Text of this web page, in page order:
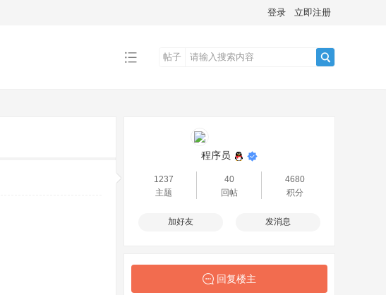
登录 立即注册
帖子
程序员
1237
主题
40
回帖
4680
积分
加好友 发消息
回复楼主